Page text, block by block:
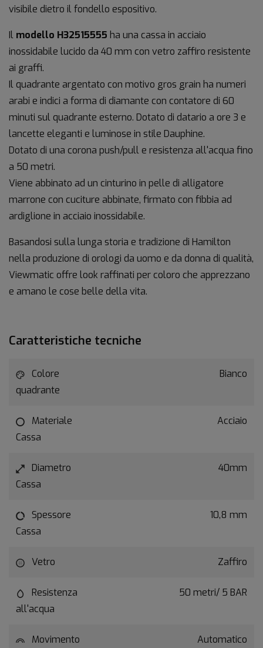
visibile dietro il fondello espositivo.
Il modello H32515555 ha una cassa in acciaio
inossidabile lucido da 40 mm con vetro zaffiro resistente
ai graffi.
Il quadrante argentato con motivo gros grain ha numeri
arabi e indici a forma di diamante con contatore di 60
minuti sul quadrante esterno. Dotato di datario a ore 3 e
lancette eleganti e luminose in stile Dauphine.
Dotato di una corona push/pull e resistenza all'acqua fino
a 50 metri.
Viene abbinato ad un cinturino in pelle di alligatore
marrone con cuciture abbinate, firmato con fibbia ad
ardiglione in acciaio inossidabile.
Basandosi sulla lunga storia e tradizione di Hamilton
nella produzione di orologi da uomo e da donna di qualità,
Viewmatic offre look raffinati per coloro che apprezzano
e amano le cose belle della vita.
Caratteristiche tecniche
Colore
quadrante
Bianco
Materiale
Cassa
Acciaio
Diametro
Cassa
40mm
Spessore
Cassa
10,8 mm
Vetro Zaffiro
Resistenza
all'acqua
50 metri/ 5 BAR
Movimento Automatico